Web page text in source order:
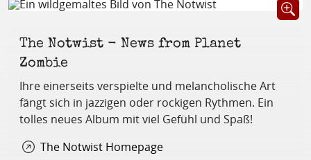
Öffnet
The Notwist - News from Planet
Zombie
Ihre einerseits verspielte und melancholische Art
fängt sich in jazzigen oder rockigen Rythmen. Ein
tolles neues Album mit viel Gefühl und Spaß!
The Notwist Homepage